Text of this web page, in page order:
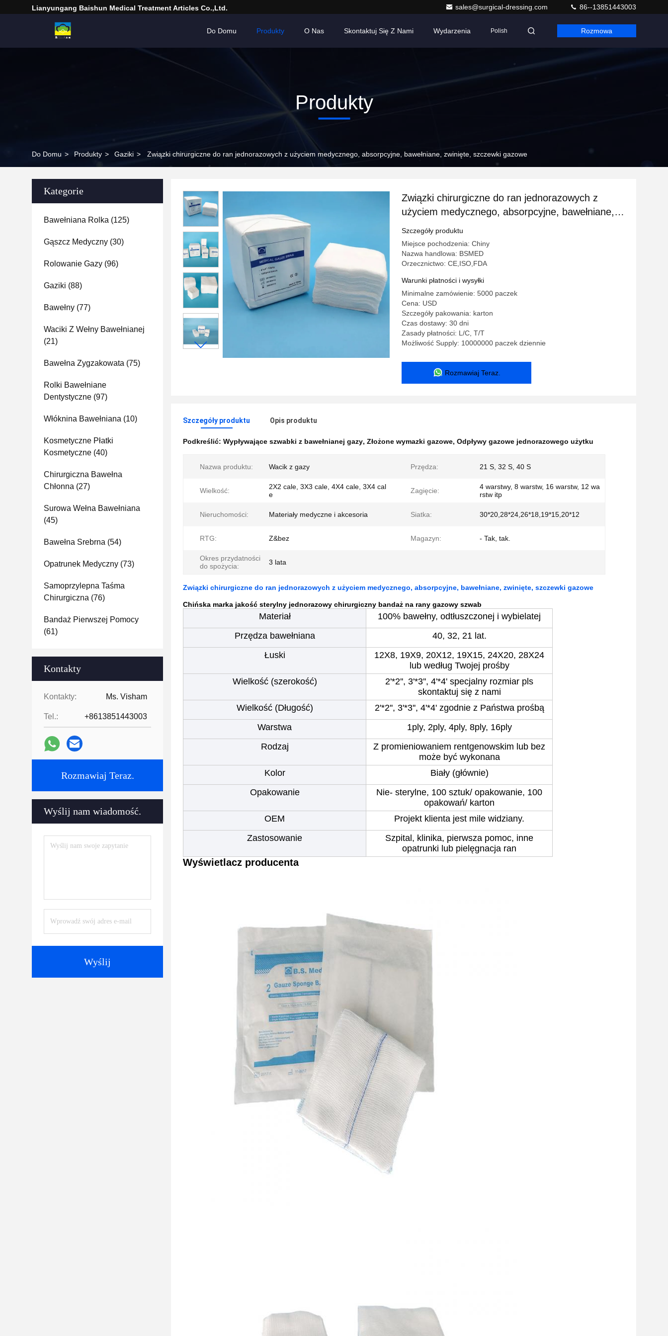
Lianyungang Baishun Medical Treatment Articles Co.,Ltd. sales@surgical-dressing.com 86--13851443003
Do Domu Produkty O Nas Skontaktuj Się Z Nami Wydarzenia Polish Rozmowa
Produkty
Do Domu > Produkty > Gaziki > Związki chirurgiczne do ran jednorazowych z użyciem medycznego, absorpcyjne, bawełniane, zwinięte, szczewki gazowe
Kategorie
Bawełniana Rolka (125)
Gąszcz Medyczny (30)
Rolowanie Gazy (96)
Gaziki (88)
Bawełny (77)
Waciki Z Wełny Bawełnianej
(21)
Bawełna Zygzakowata (75)
Rolki Bawełniane
Dentystyczne (97)
Włóknina Bawełniana (10)
Kosmetyczne Płatki
Kosmetyczne (40)
Chirurgiczna Bawełna
Chłonna (27)
Surowa Wełna Bawełniana
(45)
Bawełna Srebrna (54)
Opatrunek Medyczny (73)
Samoprzylepna Taśma
Chirurgiczna (76)
Bandaż Pierwszej Pomocy
(61)
Kontakty
Kontakty: Ms. Visham
Tel.: +8613851443003
Rozmawiaj Teraz.
Wyślij nam wiadomość.
Wyślij
Związki chirurgiczne do ran jednorazowych z
użyciem medycznego, absorpcyjne, bawełniane,
zwinięte, szczewki gazowe
Szczegóły produktu
Miejsce pochodzenia: Chiny
Nazwa handlowa: BSMED
Orzecznictwo: CE,ISO,FDA
Warunki płatności i wysyłki
Minimalne zamówienie: 5000 paczek
Cena: USD
Szczegóły pakowania: karton
Czas dostawy: 30 dni
Zasady płatności: L/C, T/T
Możliwość Supply: 10000000 paczek dziennie
Rozmawiaj Teraz.
Szczegóły produktu Opis produktu
Podkreślić: Wypływające szwabki z bawełnianej gazy, Złożone wymazki gazowe, Odpływy gazowe jednorazowego użytku
Nazwa produktu: Wacik z gazy Przędza: 21 S, 32 S, 40 S
Wielkość:
2X2 cale, 3X3 cale, 4X4 cale, 3X4 cal
e
Zagięcie:
4 warstwy, 8 warstw, 16 warstw, 12 wa
rstw itp
Nieruchomości: Materiały medyczne i akcesoria Siatka: 30*20,28*24,26*18,19*15,20*12
RTG: Z&bez Magazyn: - Tak, tak.
Okres przydatności
do spożycia:
3 lata
Związki chirurgiczne do ran jednorazowych z użyciem medycznego, absorpcyjne, bawełniane, zwinięte, szczewki gazowe
Chińska marka jakość sterylny jednorazowy chirurgiczny bandaż na rany gazowy szwab
Materiał
100% bawełny, odtłuszczonej i wybielatej
Przędza bawełniana
40, 32, 21 lat.
Łuski
12X8, 19X9, 20X12, 19X15, 24X20, 28X24
lub według Twojej prośby
Wielkość (szerokość)
2'*2'', 3'*3'', 4'*4' specjalny rozmiar pls
skontaktuj się z nami
Wielkość (Długość)
2'*2'', 3'*3'', 4'*4' zgodnie z Państwa prośbą
Warstwa
1ply, 2ply, 4ply, 8ply, 16ply
Rodzaj
Z promieniowaniem rentgenowskim lub bez
może być wykonana
Kolor
Biały (głównie)
Opakowanie
Nie- sterylne, 100 sztuk/ opakowanie, 100
opakowań/ karton
OEM
Projekt klienta jest mile widziany.
Zastosowanie
Szpital, klinika, pierwsza pomoc, inne
opatrunki lub pielęgnacja ran
Wyświetlacz producenta